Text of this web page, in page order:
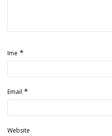
Ime *
Email *
Website